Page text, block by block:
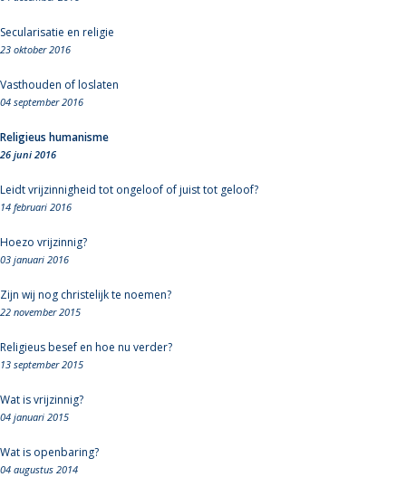
Secularisatie en religie
23 oktober 2016
Vasthouden of loslaten
04 september 2016
Religieus humanisme
26 juni 2016
Leidt vrijzinnigheid tot ongeloof of juist tot geloof?
14 februari 2016
Hoezo vrijzinnig?
03 januari 2016
Zijn wij nog christelijk te noemen?
22 november 2015
Religieus besef en hoe nu verder?
13 september 2015
Wat is vrijzinnig?
04 januari 2015
Wat is openbaring?
04 augustus 2014